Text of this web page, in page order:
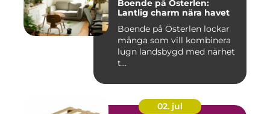
Boende på Österlen:
Lantlig charm nära havet
Boende på Österlen lockar
många som vill kombinera
lugn landsbygd med närhet
t...
02. jul